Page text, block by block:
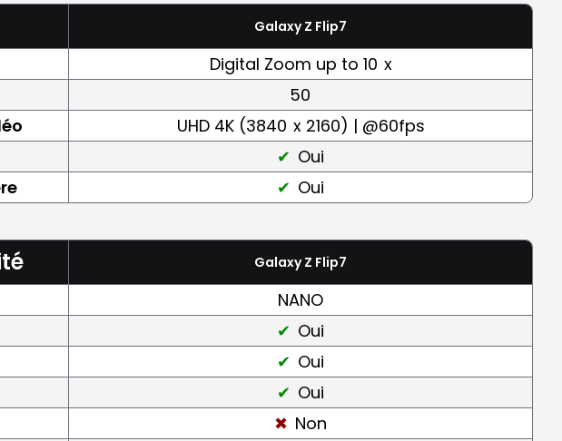
Galaxy Z Flip7
Digital Zoom up to 10 x
50
UHD 4K (3840 x 2160) | @60fps
Oui
Oui
Galaxy Z Flip7
NANO
Oui
Oui
Oui
Non